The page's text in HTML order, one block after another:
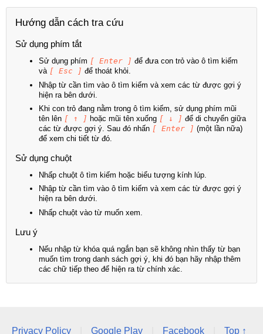
Hướng dẫn cách tra cứu
Sử dụng phím tắt
Sử dụng phím [ Enter ] để đưa con trỏ vào ô tìm kiếm
và [ Esc ] để thoát khỏi.
Nhập từ cần tìm vào ô tìm kiếm và xem các từ được gợi ý
hiện ra bên dưới.
Khi con trỏ đang nằm trong ô tìm kiếm, sử dụng phím mũi
tên lên [ ↑ ] hoặc mũi tên xuống [ ↓ ] để di chuyển giữa
các từ được gợi ý. Sau đó nhấn [ Enter ] (một lần nữa)
để xem chi tiết từ đó.
Sử dụng chuột
Nhấp chuột ô tìm kiếm hoặc biểu tượng kính lúp.
Nhập từ cần tìm vào ô tìm kiếm và xem các từ được gợi ý
hiện ra bên dưới.
Nhấp chuột vào từ muốn xem.
Lưu ý
Nếu nhập từ khóa quá ngắn bạn sẽ không nhìn thấy từ bạn
muốn tìm trong danh sách gợi ý, khi đó bạn hãy nhập thêm
các chữ tiếp theo để hiện ra từ chính xác.
Privacy Policy Google Play Facebook Top ↑